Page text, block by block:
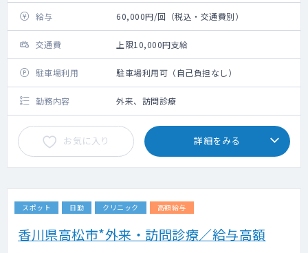
給与 60,000円/回（税込・交通費別）
交通費 上限10,000円支給
駐車場利用 駐車場利用可（自己負担なし）
勤務内容 外来、訪問診療
お気に入り 詳細をみる
スポット 日勤 クリニック 高額給与
香川県高松市*外来・訪問診療／給与高額